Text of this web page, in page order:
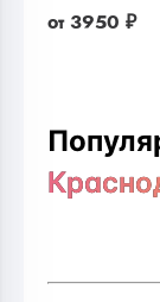
от 3950 ₽